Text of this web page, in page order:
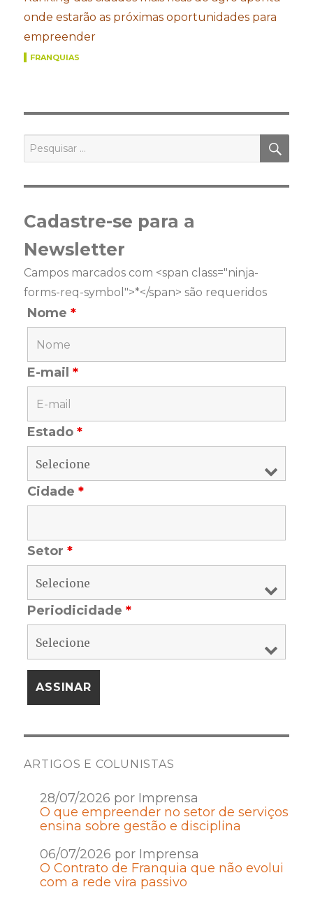
onde estarão as próximas oportunidades para
empreender
FRANQUIAS
por:
Cadastre-se para a
Newsletter
Campos marcados com <span class="ninja-
forms-req-symbol">*</span> são requeridos
Nome*
E-mail*
Estado*
Cidade*
Setor*
Periodicidade*
ARTIGOS E COLUNISTAS
28/07/2026 por Imprensa
O que empreender no setor de serviços
ensina sobre gestão e disciplina
06/07/2026 por Imprensa
O Contrato de Franquia que não evolui
com a rede vira passivo